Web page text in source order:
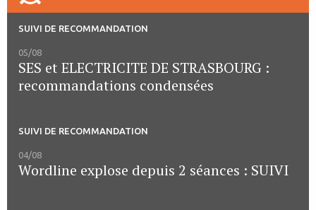
SUIVI DE RECOMMANDATION
05/08
SES et ELECTRICITE DE STRASBOURG :
recommandations condensées
SUIVI DE RECOMMANDATION
04/08
Wordline explose depuis 2 séances : SUIVI